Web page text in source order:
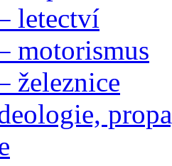
letectví
motorismus
železnice